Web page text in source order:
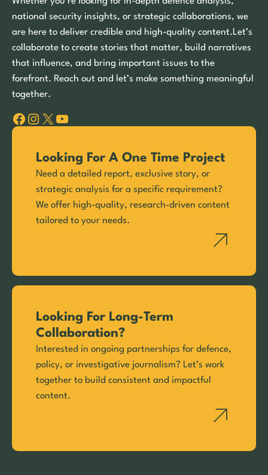
national security insights, or strategic collaborations, we
are here to deliver credible and high-quality content.Let’s
collaborate to create stories that matter, build narratives
that influence, and bring important issues to the
forefront. Reach out and let’s make something meaningful
together.
Facebook Instagram X YouTube
Looking For A One Time Project
Need a detailed report, exclusive story, or
strategic analysis for a specific requirement?
We offer high-quality, research-driven content
tailored to your needs.
Looking For Long-Term
Collaboration?
Interested in ongoing partnerships for defence,
policy, or investigative journalism? Let’s work
together to build consistent and impactful
content.